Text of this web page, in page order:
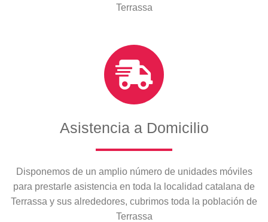
Terrassa
Asistencia a Domicilio
Disponemos de un amplio número de unidades móviles
para prestarle asistencia en toda la localidad catalana de
Terrassa y sus alrededores, cubrimos toda la población de
Terrassa